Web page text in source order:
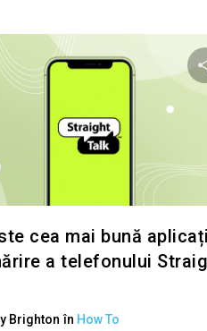
cea mai bună
a telefonului
Brighton în How To